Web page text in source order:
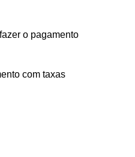
o pagamento
com taxas